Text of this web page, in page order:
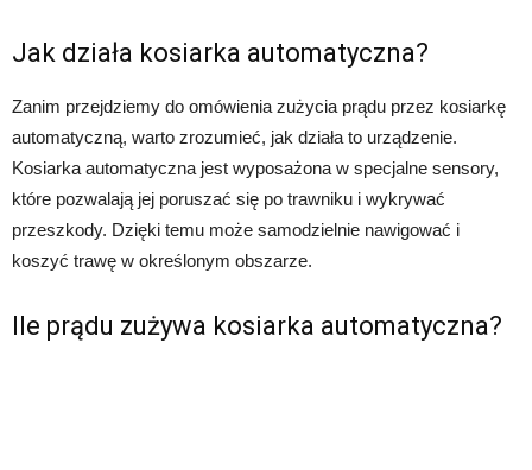
Jak działa kosiarka automatyczna?
Zanim przejdziemy do omówienia zużycia prądu przez kosiarkę
automatyczną, warto zrozumieć, jak działa to urządzenie.
Kosiarka automatyczna jest wyposażona w specjalne sensory,
które pozwalają jej poruszać się po trawniku i wykrywać
przeszkody. Dzięki temu może samodzielnie nawigować i
koszyć trawę w określonym obszarze.
Ile prądu zużywa kosiarka automatyczna?